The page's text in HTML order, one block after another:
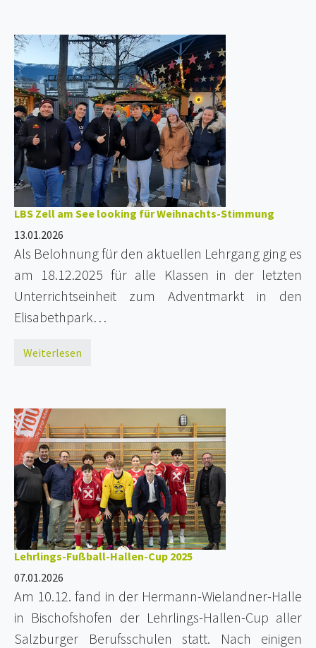
LBS Zell am See looking für Weihnachts-Stimmung
13.01.2026
Als Belohnung für den aktuellen Lehrgang ging es
am 18.12.2025 für alle Klassen in der letzten
Unterrichtseinheit zum Adventmarkt in den
Elisabethpark…
Weiterlesen
Lehrlings-Fußball-Hallen-Cup 2025
07.01.2026
Am 10.12. fand in der Hermann-Wielandner-Halle
in Bischofshofen der Lehrlings-Hallen-Cup aller
Salzburger Berufsschulen statt. Nach einigen